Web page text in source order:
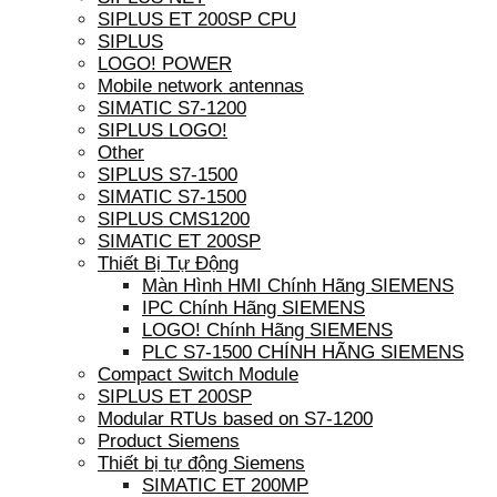
SIPLUS ET 200SP CPU
SIPLUS
LOGO! POWER
Mobile network antennas
SIMATIC S7-1200
SIPLUS LOGO!
Other
SIPLUS S7-1500
SIMATIC S7-1500
SIPLUS CMS1200
SIMATIC ET 200SP
Thiết Bị Tự Động
Màn Hình HMI Chính Hãng SIEMENS
IPC Chính Hãng SIEMENS
LOGO! Chính Hãng SIEMENS
PLC S7-1500 CHÍNH HÃNG SIEMENS
Compact Switch Module
SIPLUS ET 200SP
Modular RTUs based on S7-1200
Product Siemens
Thiết bị tự động Siemens
SIMATIC ET 200MP